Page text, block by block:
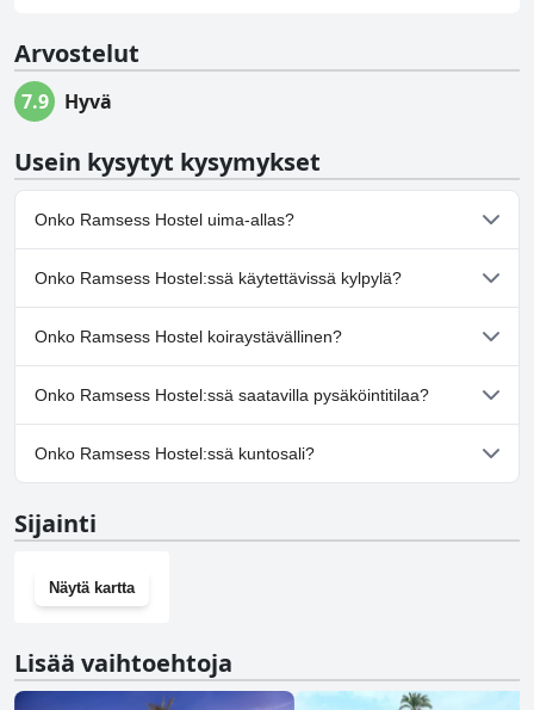
Arvostelut
7.9 Hyvä
Usein kysytyt kysymykset
Onko Ramsess Hostel uima-allas?
Ei, Ramsess Hostel ei ole uima-allasta.
Onko Ramsess Hostel:ssä käytettävissä kylpylä?
Ei, Ramsess Hostel ei tarjoa kylpylää.
Onko Ramsess Hostel koiraystävällinen?
Kyllä, Ramsess Hostel toivottaa koirat tervetulleiksi.
Onko Ramsess Hostel:ssä saatavilla pysäköintitilaa?
Kyllä, Ramsess Hostel tarjoaa pysäköintimahdollisuuden.
Onko Ramsess Hostel:ssä kuntosali?
Sijainti
Näytä kartta
Lisää vaihtoehtoja